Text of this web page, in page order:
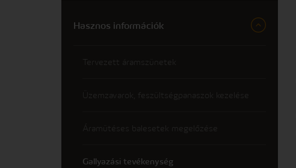
Hasznos információk
Tervezett áramszünetek
Üzemzavarok, feszültségpanaszok kezelése
Áramütéses balesetek megelőzése
Gallyazási tevékenység